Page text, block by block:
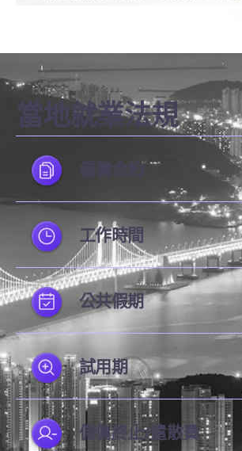
當地就業法規
僱傭合約
工作時間
公共假期
試用期
僱傭終止/遣散費